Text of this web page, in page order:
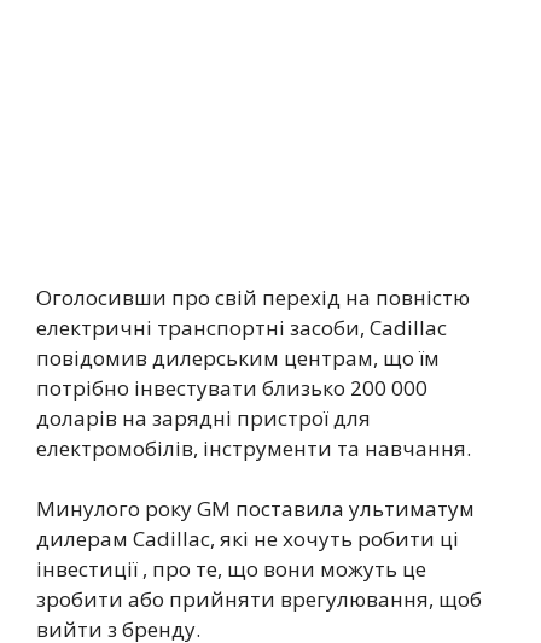
Оголосивши про свій перехід на повністю
електричні транспортні засоби, Cadillac
повідомив дилерським центрам, що їм
потрібно інвестувати близько 200 000
доларів на зарядні пристрої для
електромобілів, інструменти та навчання.
Минулого року GM поставила ультиматум
дилерам Cadillac, які не хочуть робити ці
інвестиції , про те, що вони можуть це
зробити або прийняти врегулювання, щоб
вийти з бренду.